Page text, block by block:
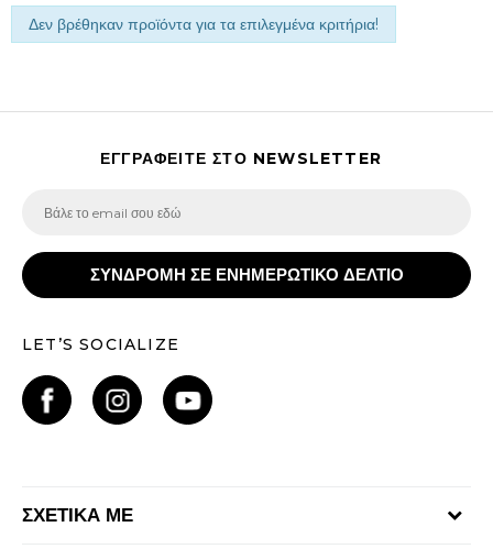
Δεν βρέθηκαν προϊόντα για τα επιλεγμένα κριτήρια!
ΕΓΓΡΑΦΕΙΤΕ ΣΤΟ NEWSLETTER
ΣΥΝΔΡΟΜΗ ΣΕ ΕΝΗΜΕΡΩΤΙΚΟ ΔΕΛΤΙΟ
LET’S SOCIALIZE
ΣΧΕΤΙΚΑ ΜΕ